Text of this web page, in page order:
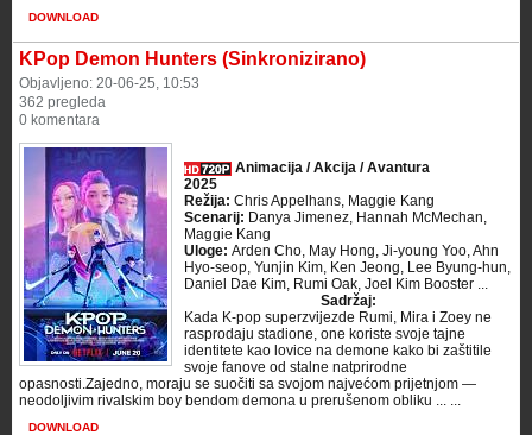
DOWNLOAD
KPop Demon Hunters (Sinkronizirano)
Objavljeno: 20-06-25, 10:53
362 pregleda
0 komentara
Animacija / Akcija / Avantura
2025
Režija: Chris Appelhans, Maggie Kang
Scenarij: Danya Jimenez, Hannah McMechan,
Maggie Kang
Uloge: Arden Cho, May Hong, Ji-young Yoo, Ahn
Hyo-seop, Yunjin Kim, Ken Jeong, Lee Byung-hun,
Daniel Dae Kim, Rumi Oak, Joel Kim Booster ...
Sadržaj:
Kada K-pop superzvijezde Rumi, Mira i Zoey ne
rasprodaju stadione, one koriste svoje tajne
identitete kao lovice na demone kako bi zaštitile
svoje fanove od stalne natprirodne
opasnosti.Zajedno, moraju se suočiti sa svojom najvećom prijetnjom —
neodoljivim rivalskim boy bendom demona u prerušenom obliku ... ...
DOWNLOAD